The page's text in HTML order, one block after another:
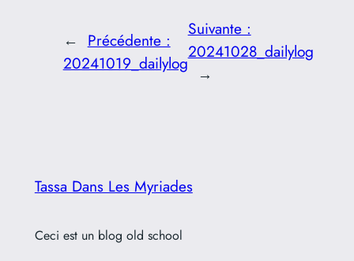
← Précédente :
20241019_dailylog
Suivante :
20241028_dailylog
→
Tassa Dans Les Myriades
Ceci est un blog old school